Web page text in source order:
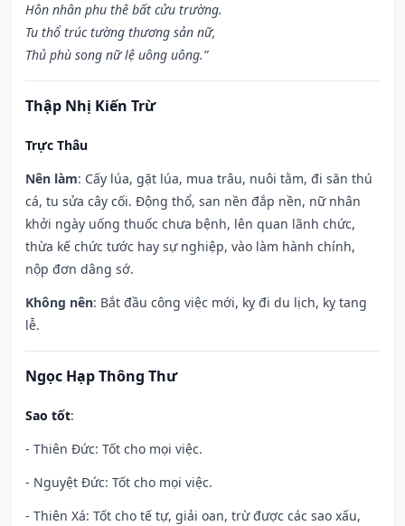
Hôn nhân phu thê bất cửu trường.
Tu thổ trúc tường thương sản nữ,
Thủ phù song nữ lệ uông uông.”
Thập Nhị Kiến Trừ
Trực Thâu
Nên làm: Cấy lúa, gặt lúa, mua trâu, nuôi tằm, đi săn thú
cá, tu sửa cây cối. Động thổ, san nền đắp nền, nữ nhân
khởi ngày uống thuốc chưa bệnh, lên quan lãnh chức,
thừa kế chức tước hay sự nghiệp, vào làm hành chính,
nộp đơn dâng sớ.
Không nên: Bắt đầu công việc mới, kỵ đi du lịch, kỵ tang
lễ.
Ngọc Hạp Thông Thư
Sao tốt:
- Thiên Đức: Tốt cho mọi việc.
- Nguyệt Đức: Tốt cho mọi việc.
- Thiên Xá: Tốt cho tế tự, giải oan, trừ được các sao xấu,